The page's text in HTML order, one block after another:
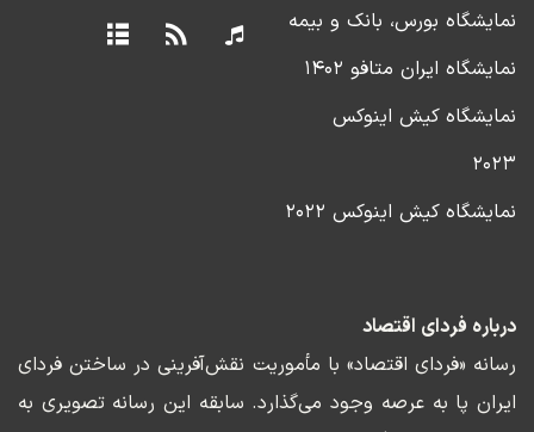
نمایشگاه بورس، بانک و بیمه
نمایشگاه ایران متافو ۱۴۰۲
نمایشگاه کیش اینوکس
۲۰۲۳
نمایشگاه کیش اینوکس ۲۰۲۲
درباره فردای اقتصاد
رسانه «فردای اقتصاد» با مأموریت نقش‌آفرینی در ساختن فردای
ایران پا به عرصه وجود می‌گذارد. سابقه این رسانه تصویری به